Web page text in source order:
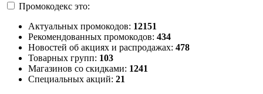
Промокодекс это:
Актуальных промокодов: 12151
Рекомендованных промокодов: 434
Новостей об акциях и распродажах: 478
Товарных групп: 103
Магазинов со скидками: 1241
Специальных акций: 21